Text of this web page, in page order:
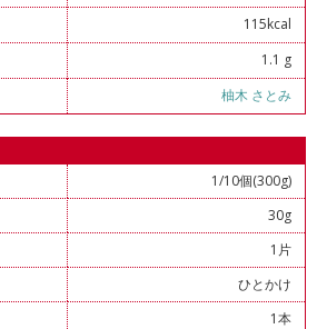
115kcal
1.1 g
柚木 さとみ
1/10個(300g)
30g
1片
ひとかけ
1本